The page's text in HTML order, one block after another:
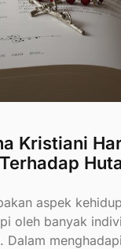
Kristiani
aspek
oleh banyak
Dalam